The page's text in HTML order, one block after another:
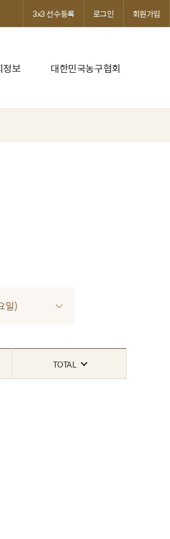
정보 대한민국농구협회
3x3 선수등록 로그인 회원가입
일)
TOTAL